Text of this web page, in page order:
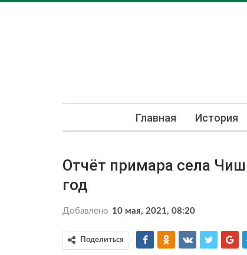
Главная История
Отчёт примара села
год
Добавлено 10 мая, 2021, 08:20
Поделиться